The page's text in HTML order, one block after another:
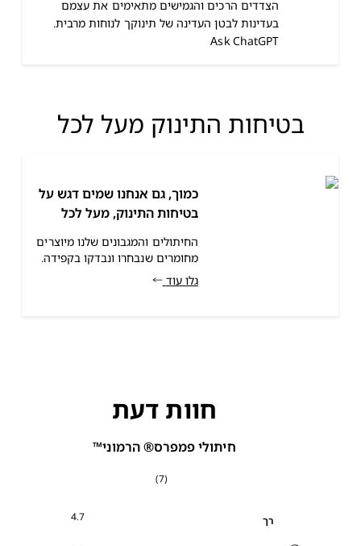
הצדדים הרכים והגמישים מתאימים את עצמם
בעדינות לבטן העדינה של תינוקך לנוחות מרבית.
Ask ChatGPT
בטיחות התינוק מעל לכל
כמוך, גם אנחנו שמים דגש על
בטיחות התינוק, מעל לכל
החיתולים והמגבונים שלנו מיוצרים
מחומרים שנבחרו ונבדקו בקפידה.
גלו עוד
חוות דעת
חיתולי פמפרס® הרמוני™